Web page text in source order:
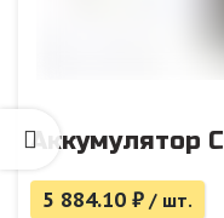
Аккумулятор
5 884.10 ₽ / шт.